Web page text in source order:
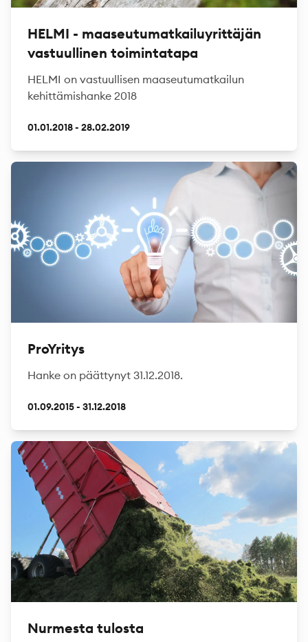
HELMI - maaseutumatkailuyrittäjän
vastuullinen toimintatapa
HELMI on vastuullisen maaseutumatkailun
kehittämishanke 2018
01.01.2018 - 28.02.2019
ProYritys
Hanke on päättynyt 31.12.2018.
01.09.2015 - 31.12.2018
Nurmesta tulosta